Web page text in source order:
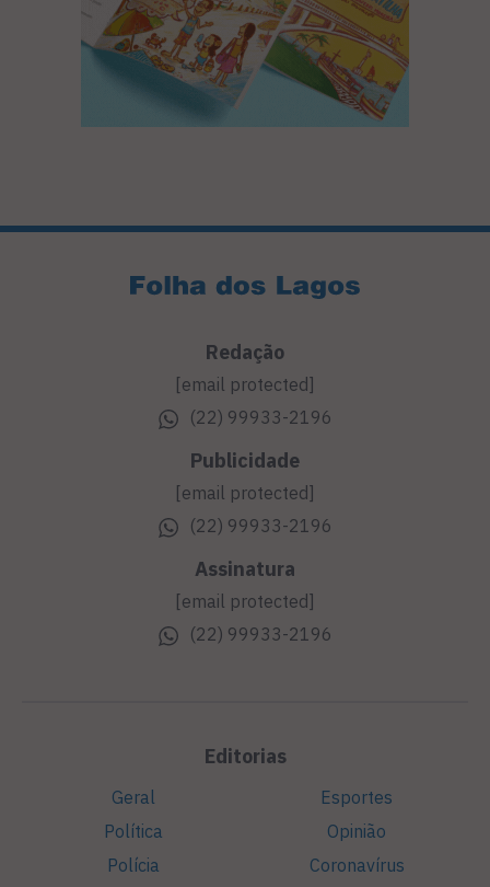
Redação
[email protected]
(22) 99933-2196
Publicidade
[email protected]
(22) 99933-2196
Assinatura
[email protected]
(22) 99933-2196
Editorias
Geral
Política
Polícia
Esportes
Opinião
Coronavírus